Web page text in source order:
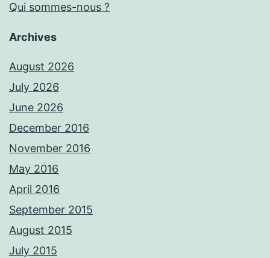
Qui sommes-nous ?
Archives
August 2026
July 2026
June 2026
December 2016
November 2016
May 2016
April 2016
September 2015
August 2015
July 2015